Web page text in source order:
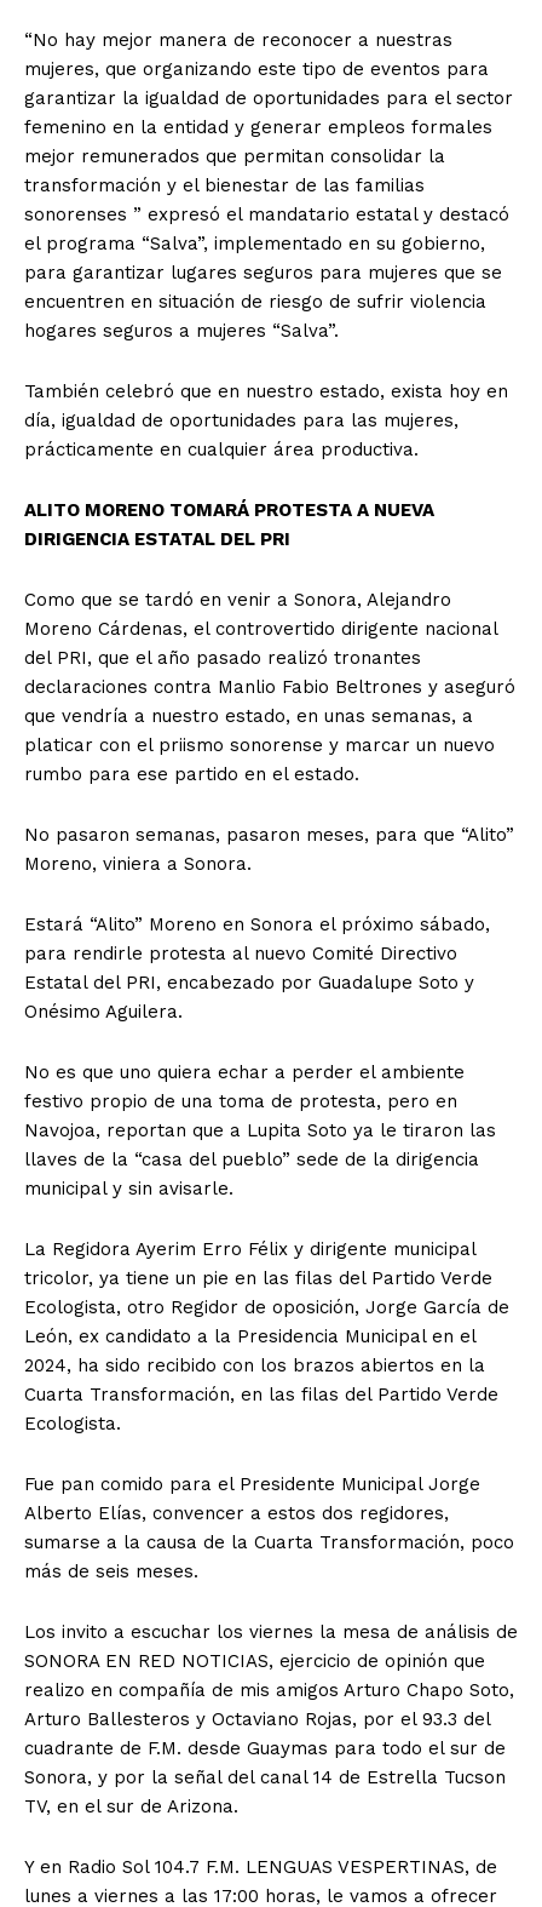
“No hay mejor manera de reconocer a nuestras
mujeres, que organizando este tipo de eventos para
garantizar la igualdad de oportunidades para el sector
femenino en la entidad y generar empleos formales
mejor remunerados que permitan consolidar la
transformación y el bienestar de las familias
sonorenses ” expresó el mandatario estatal y destacó
el programa “Salva”, implementado en su gobierno,
para garantizar lugares seguros para mujeres que se
encuentren en situación de riesgo de sufrir violencia
hogares seguros a mujeres “Salva”.
También celebró que en nuestro estado, exista hoy en
día, igualdad de oportunidades para las mujeres,
prácticamente en cualquier área productiva.
ALITO MORENO TOMARÁ PROTESTA A NUEVA
DIRIGENCIA ESTATAL DEL PRI
Como que se tardó en venir a Sonora, Alejandro
Moreno Cárdenas, el controvertido dirigente nacional
del PRI, que el año pasado realizó tronantes
declaraciones contra Manlio Fabio Beltrones y aseguró
que vendría a nuestro estado, en unas semanas, a
platicar con el priismo sonorense y marcar un nuevo
rumbo para ese partido en el estado.
No pasaron semanas, pasaron meses, para que “Alito”
Moreno, viniera a Sonora.
Estará “Alito” Moreno en Sonora el próximo sábado,
para rendirle protesta al nuevo Comité Directivo
Estatal del PRI, encabezado por Guadalupe Soto y
Onésimo Aguilera.
No es que uno quiera echar a perder el ambiente
festivo propio de una toma de protesta, pero en
Navojoa, reportan que a Lupita Soto ya le tiraron las
llaves de la “casa del pueblo” sede de la dirigencia
municipal y sin avisarle.
La Regidora Ayerim Erro Félix y dirigente municipal
tricolor, ya tiene un pie en las filas del Partido Verde
Ecologista, otro Regidor de oposición, Jorge García de
León, ex candidato a la Presidencia Municipal en el
2024, ha sido recibido con los brazos abiertos en la
Cuarta Transformación, en las filas del Partido Verde
Ecologista.
Fue pan comido para el Presidente Municipal Jorge
Alberto Elías, convencer a estos dos regidores,
sumarse a la causa de la Cuarta Transformación, poco
más de seis meses.
Los invito a escuchar los viernes la mesa de análisis de
SONORA EN RED NOTICIAS, ejercicio de opinión que
realizo en compañía de mis amigos Arturo Chapo Soto,
Arturo Ballesteros y Octaviano Rojas, por el 93.3 del
cuadrante de F.M. desde Guaymas para todo el sur de
Sonora, y por la señal del canal 14 de Estrella Tucson
TV, en el sur de Arizona.
Y en Radio Sol 104.7 F.M. LENGUAS VESPERTINAS, de
lunes a viernes a las 17:00 horas, le vamos a ofrecer